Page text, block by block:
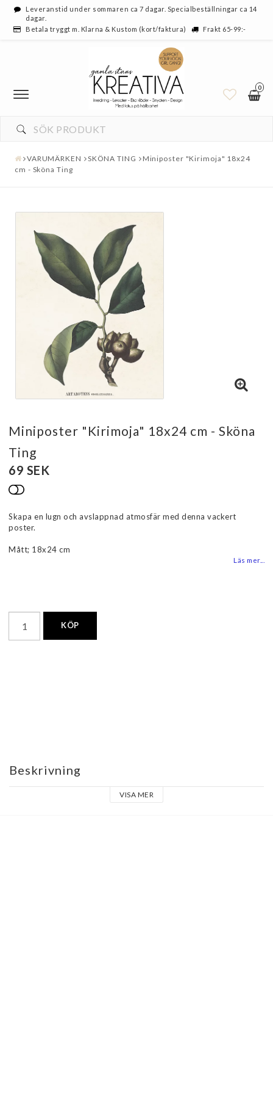
Leveranstid under sommaren ca 7 dagar. Specialbeställningar ca 14
dagar.
Betala tryggt m. Klarna & Kustom (kort/faktura)
Frakt 65-99:-
0
VARUMÄRKEN SKÖNA TING
Miniposter "Kirimoja" 18x24
cm - Sköna Ting
Miniposter "Kirimoja" 18x24 cm - Sköna
Ting
69 SEK
Lägg till i favoritlistan
Skapa en lugn och avslappnad atmosfär med denna vackert
poster.
Mått; 18x24 cm
Läs mer...
KÖP
Beskrivning
VISA MER